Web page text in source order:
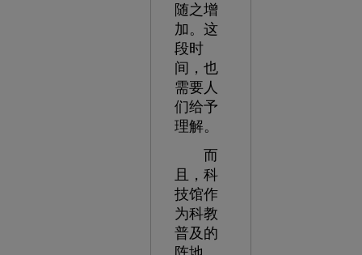
随之增
加。这
段时
间，也
需要人
们给予
理解。
而
且，科
技馆作
为科教
普及的